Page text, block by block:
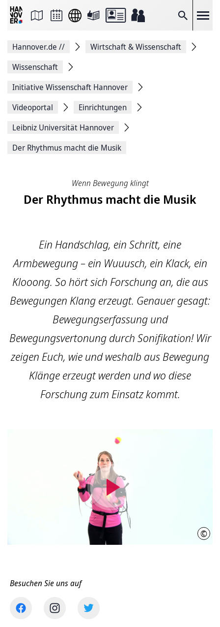
Suche
Seite
Facebook
teilen
Seitenlink
Seite
Hannover.de //
Wirtschaft & Wissenschaft
Wissenschaft
Initiative Wissenschaft Hannover
Videoportal
Einrichtungen
Leibniz Universität Hannover
Der Rhythmus macht die Musik
Wenn Bewegung klingt
Der Rhythmus macht die Musik
Ein Handschlag, ein Schritt, eine
Armbewegung – ein Wuuusch, ein Klack, ein
Klooong. So hört sich Forschung an, die aus
Bewegungen Klang erzeugt. Genauer gesagt:
Bewegungserfassung und
Bewegungsvertonung durch Sonifikation! Wir
zeigen Euch, wie und weshalb aus Bewegung
Klänge erzeugt werden und wo diese
Forschung zum Einsatz kommt.
Video
abspielen
©
Besuchen Sie uns auf